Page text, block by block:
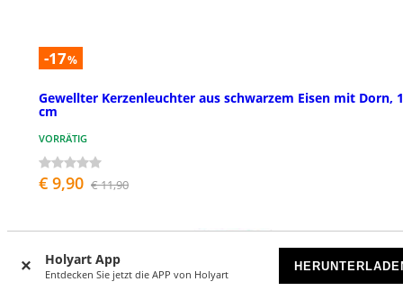
Holyart App
Entdecken Sie jetzt die APP von Holyart
-17%
Gewellter Kerzenleuchter aus schwarzem Eisen mit Dorn,
cm
VORRÄTIG
€ 9,90 € 11,90